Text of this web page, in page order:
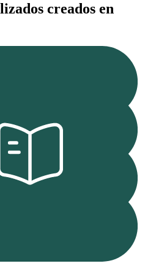
creados en